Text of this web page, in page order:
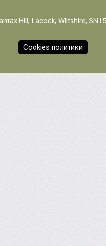
Hill, Lacock, Wiltshire,
Cookies политики